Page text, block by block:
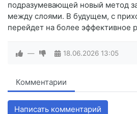
подразумевающей новый метод
между слоями. В будущем, с
перейдет на более эффективное
— 18.06.2026 13:05
Комментарии
Написать комментарий